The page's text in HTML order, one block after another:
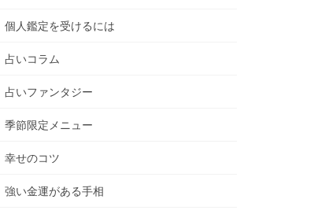
個人鑑定を受けるには
占いコラム
占いファンタジー
季節限定メニュー
幸せのコツ
強い金運がある手相